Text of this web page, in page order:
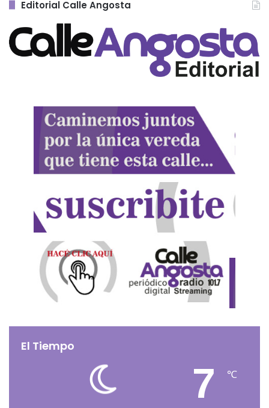
Editorial Calle Angosta
El Tiempo
7 ℃